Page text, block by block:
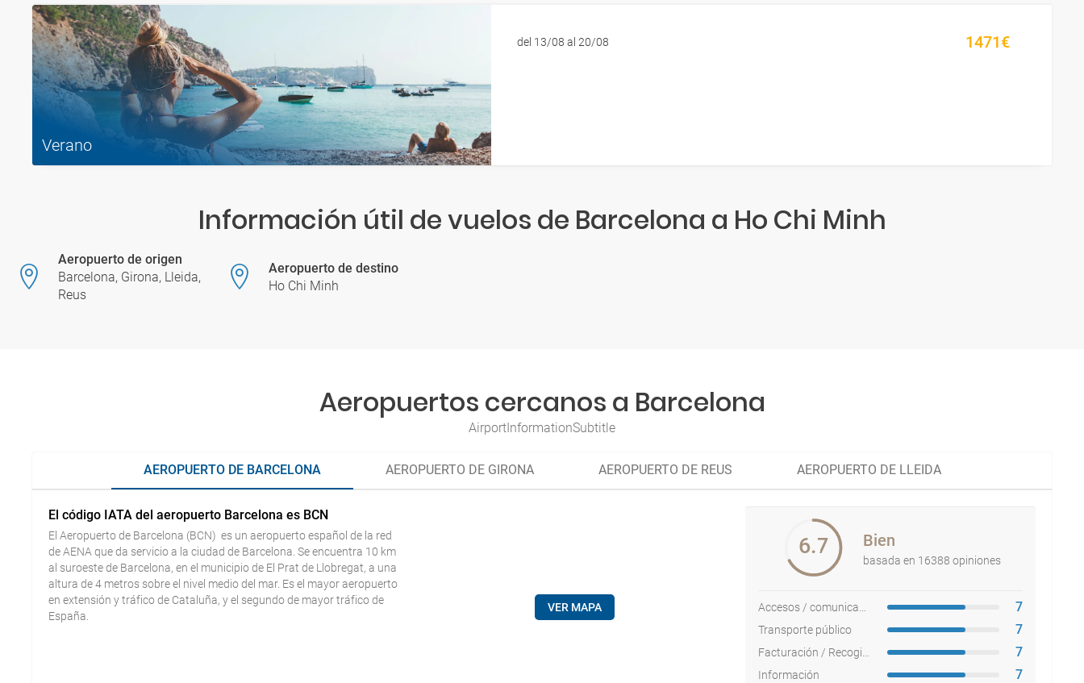
Verano
del 13/08 al 20/08 1471€
Información útil de vuelos de Barcelona a Ho Chi Minh
Aeropuerto de origen
Barcelona, Girona, Lleida,
Reus
Aeropuerto de destino
Ho Chi Minh
Aeropuertos cercanos a Barcelona
AirportInformationSubtitle
AEROPUERTO DE BARCELONA AEROPUERTO DE GIRONA AEROPUERTO DE REUS AEROPUERTO DE LLEIDA
El código IATA del aeropuerto Barcelona es BCN
El Aeropuerto de Barcelona (BCN) es un aeropuerto español de la red
de AENA que da servicio a la ciudad de Barcelona. Se encuentra 10 km
al suroeste de Barcelona, en el municipio de El Prat de Llobregat, a una
altura de 4 metros sobre el nivel medio del mar. Es el mayor aeropuerto
en extensión y tráfico de Cataluña, y el segundo de mayor tráfico de
España.
VER MAPA
6.7 Bien
basada en 16388 opiniones
7
Transporte público 7
7
Información 7